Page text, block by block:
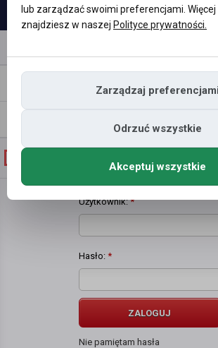
Użytkownik:*
Hasło: *
ZALOGUJ
Nie pamiętam hasła
lub zarządzać swoimi preferencjami.
znajdziesz w naszej Polityce prywatności.
Zarządzaj preferencjami
Odrzuć wszystkie
Akceptuj wszystkie